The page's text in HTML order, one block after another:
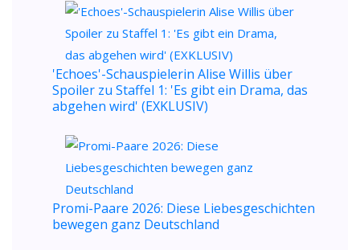
'Echoes'-Schauspielerin Alise Willis über
Spoiler zu Staffel 1: 'Es gibt ein Drama, das
abgehen wird' (EXKLUSIV)
Promi-Paare 2026: Diese Liebesgeschichten
bewegen ganz Deutschland